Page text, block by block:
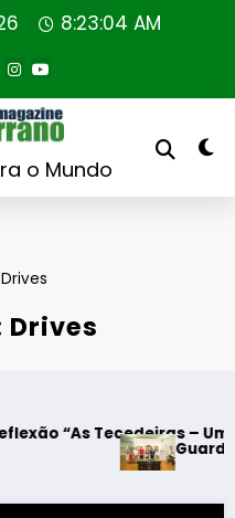
8:23:04 AM
o Mundo
Drives
Drives
Tecedeiras – Uma
Guarda –